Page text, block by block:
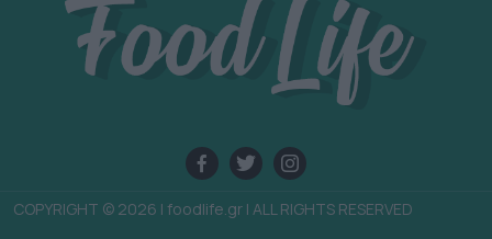
COPYRIGHT © 2026 | foodlife.gr | ALL RIGHTS RESERVED